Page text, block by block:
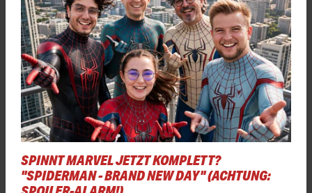
SPINNT MARVEL JETZT KOMPLETT?
"SPIDERMAN - BRAND NEW DAY" (ACHTUNG: